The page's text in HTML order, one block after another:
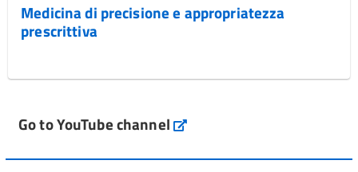
Medicina di precisione e appropriatezza
prescrittiva
Go to YouTube channel